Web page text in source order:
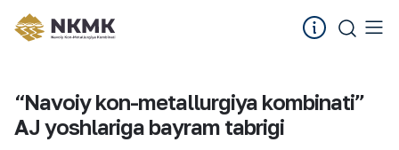
“Navoiy kon-metallurgiya kombinati”
AJ yoshlariga bayram tabrigi